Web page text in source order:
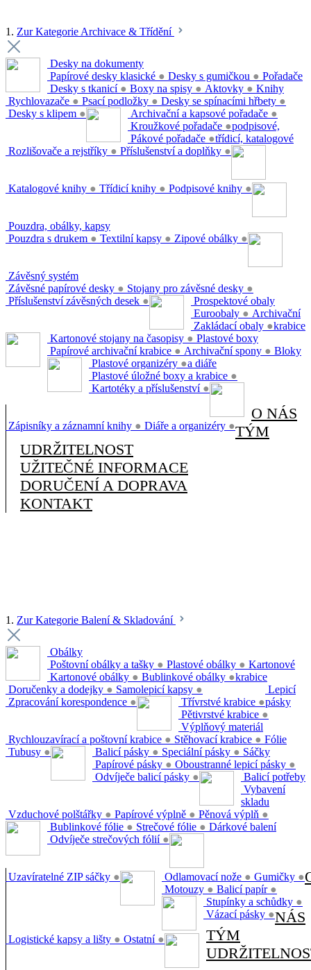
1. Zur Kategorie Archivace & Třídění
Desky na dokumenty
Papírové desky klasické ● Desky s gumičkou ●
Desky s tkanicí ● Boxy na spisy ● Aktovky ●
Rychlovazače ● Psací podložky ● Desky se spínacími hřbety ●
Desky s klipem ●
Pořadače
Archivační a kapsové pořadače ●
Kroužkové pořadače ●
Pákové pořadače ●
Rozlišovače a rejstříky ● Příslušenství a doplňky ●
Knihy
podpisové,
třídicí, katalogové
Katalogové knihy ● Třídicí knihy ● Podpisové knihy ●
Pouzdra, obálky, kapsy
Pouzdra s drukem ● Textilní kapsy ● Zipové obálky ●
Závěsný systém
Závěsné papírové desky ● Stojany pro závěsné desky ●
Příslušenství závěsných desek ●
Prospektové obaly
Euroobaly ●
Zakládací obaly ●
Archivační
krabice
Kartonové stojany na časopisy ●
Papírové archivační krabice ● Archivační spony ●
Plastové boxy
Plastové organizéry ●
Plastové úložné boxy a krabice ●
Kartotéky a příslušenství ●
Bloky
a diáře
Zápisníky a záznamní knihy ● Diáře a organizéry ●
O NÁS
TÝM
UDRŽITELNOST
UŽITEČNÉ INFORMACE
DORUČENÍ A DOPRAVA
KONTAKT
1. Zur Kategorie Balení & Skladování
Obálky
Poštovní obálky a tašky ● Plastové obálky ●
Kartonové obálky ● Bublinkové obálky ●
Doručenky a dodejky ● Samolepicí kapsy ●
Zpracování korespondence ●
Kartonové
krabice
Třívrstvé krabice ●
Pětivrstvé krabice ●
Rychlouzavírací a poštovní krabice ● Stěhovací krabice ●
Tubusy ●
Lepicí
pásky
Balicí pásky ● Speciální pásky ●
Papírové pásky ● Oboustranné lepicí pásky ●
Odvíječe balicí pásky ●
Výplňový materiál
Vzduchové polštářky ● Papírové výplně ● Pěnová výplň ●
Fólie
Bublinkové fólie ● Strečové fólie ●
Odvíječe strečových fólií ●
Sáčky
Uzavíratelné ZIP sáčky ●
Balicí potřeby
Odlamovací nože ● Gumičky ●
Motouzy ● Balicí papír ●
Vybavení
skladu
Stupínky a schůdky ●
Vázací pásky ●
Logistické kapsy a lišty ● Ostatní ●
Dárkové balení
NÁS
TÝM